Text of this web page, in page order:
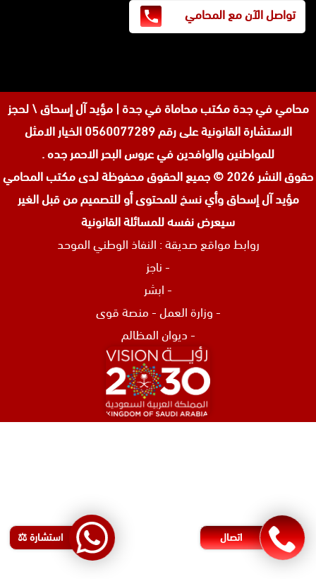
تواصل الآن مع المحامي
محامي في جدةمكتب محاماة في جدة | مؤيد آل إسحاق \ لحجز
الاستشارة القانونية على رقم 0560077289 الخيار الامثل
للمواطنين والوافدين في عروس البحر الاحمر جده .
حقوق النشر 2026 © جميع الحقوق محفوظة لدى
مكتب المحامي
مؤيد آل إسحاق وأي نسخ للمحتوى أو للتصميم من قبل الغير
سيعرض نفسه للمسائلة القانونية
روابط مواقع صديقة : النفاذ الوطني الموحد
-ناجز
-ابشر
-وزارة العمل-منصة قوى
-ديوان المظالم
اتصال استشارة ⚖️
محامي مطالبات مالية في البحرين
رقم محامي في البحرين